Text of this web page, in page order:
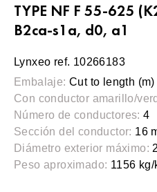
TYPE NF F 55-625
B2ca-s1a, d0, a1
Lynxeo ref. 10266183
Embalaje: Cut to length (m)
Con conductor amarillo/
Número de conductores: 4
Sección del conductor: 16
Diámetro exterior máximo:
Peso aproximado: 1156 kg/